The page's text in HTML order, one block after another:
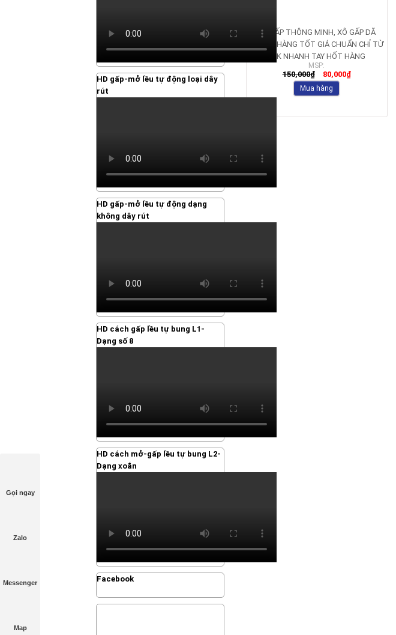
XÔ GẤP THÔNG MINH, XÔ GẤP DÃ
NGOẠI, HÀNG TỐT GIÁ CHUẨN CHỈ TỪ
80K NHANH TAY HỐT HÀNG
MSP:
150,000₫ 80,000₫
Mua hàng
HD gấp-mở lều tự động loại dây
rút
HD gấp-mở lều tự động dạng
không dây rút
HD cách gấp lều tự bung L1-
Dạng số 8
HD cách mở-gấp lều tự bung L2-
Dạng xoắn
Facebook
Gọi ngay
Zalo
Messenger
Map
Gọi ngay
Zalo
Messenger
Map